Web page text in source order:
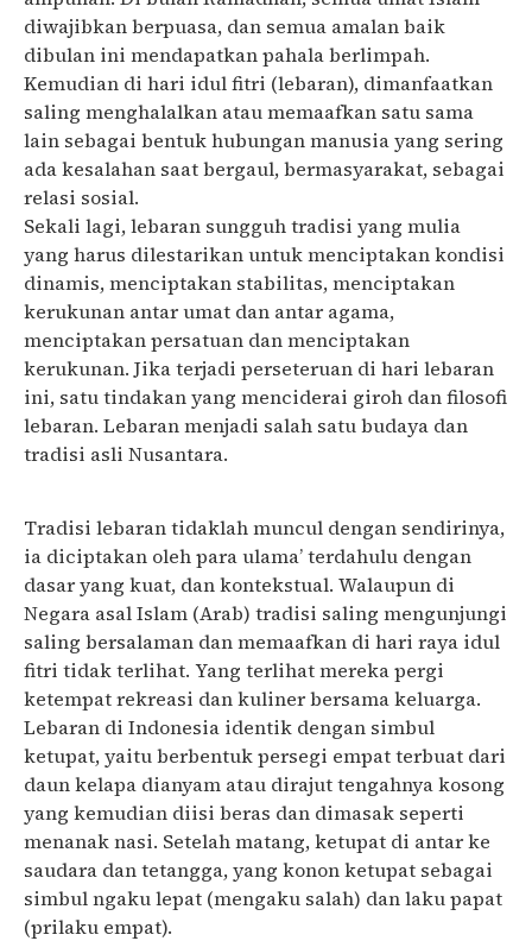
diwajibkan berpuasa, dan semua amalan baik
dibulan ini mendapatkan pahala berlimpah.
Kemudian di hari idul fitri (lebaran), dimanfaatkan
saling menghalalkan atau memaafkan satu sama
lain sebagai bentuk hubungan manusia yang sering
ada kesalahan saat bergaul, bermasyarakat, sebagai
relasi sosial.
Sekali lagi, lebaran sungguh tradisi yang mulia
yang harus dilestarikan untuk menciptakan kondisi
dinamis, menciptakan stabilitas, menciptakan
kerukunan antar umat dan antar agama,
menciptakan persatuan dan menciptakan
kerukunan. Jika terjadi perseteruan di hari lebaran
ini, satu tindakan yang menciderai giroh dan filosofi
lebaran. Lebaran menjadi salah satu budaya dan
tradisi asli Nusantara.
Tradisi lebaran tidaklah muncul dengan sendirinya,
ia diciptakan oleh para ulama’ terdahulu dengan
dasar yang kuat, dan kontekstual. Walaupun di
Negara asal Islam (Arab) tradisi saling mengunjungi
saling bersalaman dan memaafkan di hari raya idul
fitri tidak terlihat. Yang terlihat mereka pergi
ketempat rekreasi dan kuliner bersama keluarga.
Lebaran di Indonesia identik dengan simbul
ketupat, yaitu berbentuk persegi empat terbuat dari
daun kelapa dianyam atau dirajut tengahnya kosong
yang kemudian diisi beras dan dimasak seperti
menanak nasi. Setelah matang, ketupat di antar ke
saudara dan tetangga, yang konon ketupat sebagai
simbul ngaku lepat (mengaku salah) dan laku papat
(prilaku empat).